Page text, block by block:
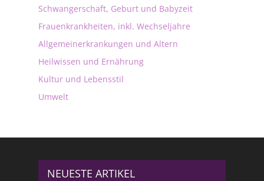
Schwangerschaft, Geburt und Babyzeit
Frauenkrankheiten, inkl. Wechseljahre
Allgemeinerkrankungen und Altern
Heilwissen und Ernährung
Kultur und Lebensstil
Umwelt
NEUESTE ARTIKEL